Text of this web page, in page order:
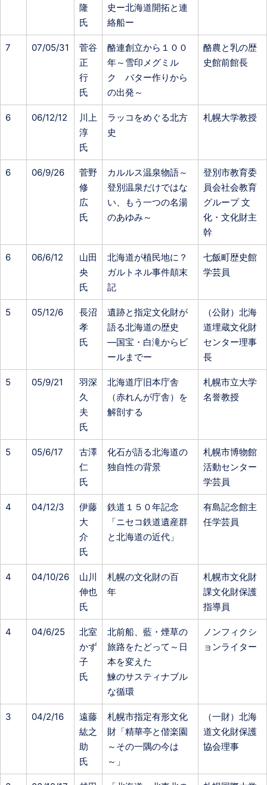
隆
氏
史ー北海道開拓と連
絡船ー
7 07/05/31
菅谷
正
行
氏
酪連創立から１００
年～雪印メグミル
ク バター作りから
の出発～
酪農と乳の歴
史館前館長
6 06/12/12
川上
淳
氏
ラッコをめぐる北方
史
札幌大学教授
6 06/9/26
菅野
修
広
氏
カルルス温泉物語～
登別温泉だけではな
い、もう一つの名湯
のあゆみ～
登別市教育委
員会社会教育
グループ 文
化・文化財主
幹
6 06/6/12
山田
央
氏
北海道が植民地に？
ガルトネル事件顛末
記
七飯町歴史館
学芸員
5 05/12/6
長沼
孝
氏
遺跡と指定文化財が
語る北海道の歴史
―国宝・白滝からビ
ールまでー
（公財）北海
道埋蔵文化財
センター理事
長
5 05/9/21
羽深
久
夫
氏
北海道庁旧本庁舎
（赤れんが庁舎）を
解剖する
札幌市立大学
名誉教授
5 05/6/17
古澤
仁
氏
化石が語る北海道の
独自性の背景
札幌市博物館
活動センター
学芸員
4 04/12/3
伊藤
大
介
氏
鉄道１５０年記念
「ニセコ鉄道遺産群
と北海道の近代」
有島記念館主
任学芸員
4 04/10/26
山川
伸也
氏
札幌の文化財の百
年
札幌市文化財
課文化財保護
指導員
4 04/6/25
北室
かず
子
氏
北前船、藍・煙草の
旅路をたどって～日
本を変えた
鰊のサスティナブル
な循環
ノンフィクシ
ョンライター
3 04/2/16
遠藤
紘之
助
氏
札幌市指定有形文化
財「精華亭と偕楽園
～その一隅の今は
～」
（一財）北海
道文化財保護
協会理事